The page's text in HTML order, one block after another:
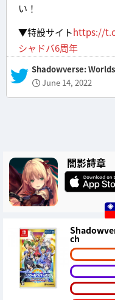
い！
▼特設サイトhttps://
シャドバ6周年
— Shadowverse:
June 14, 2022
闇影詩章
ch